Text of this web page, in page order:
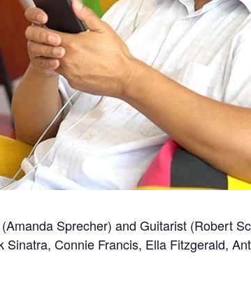
Sprecher) and Guitarist (Robert
Connie Francis, Ella Fitzgerald,